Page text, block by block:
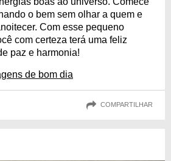
o bem sem olhar a quem e
Com esse pequeno
com certeza terá uma feliz
paz e harmonia!
de bom dia
COMPARTILHAR